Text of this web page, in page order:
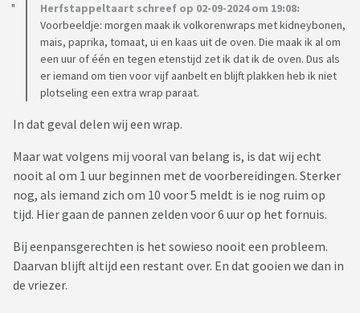
Herfstappeltaart schreef op 02-09-2024 om 19:08:
Voorbeeldje: morgen maak ik volkorenwraps met kidneybonen,
mais, paprika, tomaat, ui en kaas uit de oven. Die maak ik al om
een uur of één en tegen etenstijd zet ik dat ik de oven. Dus als
er iemand om tien voor vijf aanbelt en blijft plakken heb ik niet
plotseling een extra wrap paraat.
In dat geval delen wij een wrap.
Maar wat volgens mij vooral van belang is, is dat wij echt
nooit al om 1 uur beginnen met de voorbereidingen. Sterker
nog, als iemand zich om 10 voor 5 meldt is ie nog ruim op
tijd. Hier gaan de pannen zelden voor 6 uur op het fornuis.
Bij eenpansgerechten is het sowieso nooit een probleem.
Daarvan blijft altijd een restant over. En dat gooien we dan in
de vriezer.